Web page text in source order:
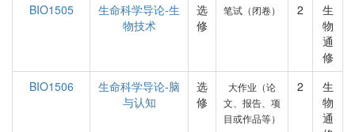
BIO1505
生命科学导论-生
物技术
选
修
笔试（闭卷） 2
生
物
通
修
BIO1506
生命科学导论-脑
与认知
选
修
大作业（论
文、报告、项
目或作品等）
2
生
物
通